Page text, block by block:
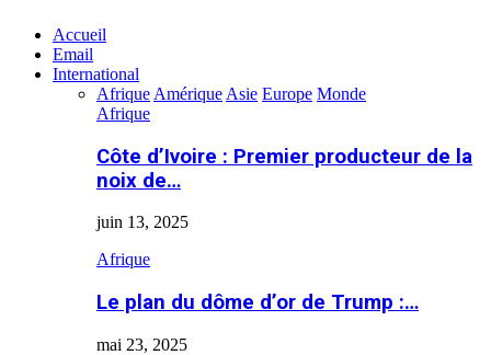
Accueil
Email
International
Afrique Amérique Asie Europe Monde
Afrique
Côte d’Ivoire : Premier producteur de la
noix de…
juin 13, 2025
Afrique
Le plan du dôme d’or de Trump :…
mai 23, 2025